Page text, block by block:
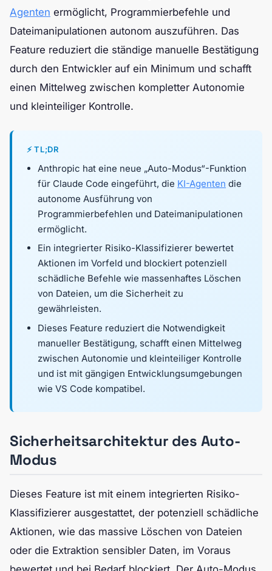
Agenten ermöglicht, Programmierbefehle und
Dateimanipulationen autonom auszuführen. Das
Feature reduziert die ständige manuelle Bestätigung
durch den Entwickler auf ein Minimum und schafft
einen Mittelweg zwischen kompletter Autonomie
und kleinteiliger Kontrolle.
⚡ TL;DR
Anthropic hat eine neue „Auto-Modus“-Funktion
für Claude Code eingeführt, die KI-Agenten die
autonome Ausführung von
Programmierbefehlen und Dateimanipulationen
ermöglicht.
Ein integrierter Risiko-Klassifizierer bewertet
Aktionen im Vorfeld und blockiert potenziell
schädliche Befehle wie massenhaftes Löschen
von Dateien, um die Sicherheit zu
gewährleisten.
Dieses Feature reduziert die Notwendigkeit
manueller Bestätigung, schafft einen Mittelweg
zwischen Autonomie und kleinteiliger Kontrolle
und ist mit gängigen Entwicklungsumgebungen
wie VS Code kompatibel.
Sicherheitsarchitektur des Auto-
Modus
Dieses Feature ist mit einem integrierten Risiko-
Klassifizierer ausgestattet, der potenziell schädliche
Aktionen, wie das massive Löschen von Dateien
oder die Extraktion sensibler Daten, im Voraus